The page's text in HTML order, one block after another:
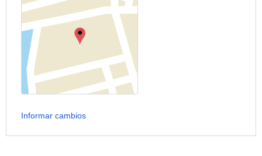
Informar cambios